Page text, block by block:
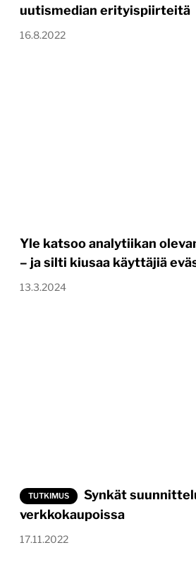
uutismedian erityispiirteitä
16.8.2022
Yle katsoo analytiikan
– ja silti kiusaa käyttäjiä
13.3.2024
TUTKIMUS
Synkät
verkkokaupoissa
17.11.2022